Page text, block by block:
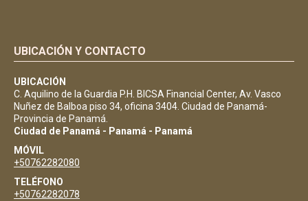
UBICACIÓN Y CONTACTO
UBICACIÓN
C. Aquilino de la Guardia P.H. BICSA Financial Center, Av. Vasco
Nuñez de Balboa piso 34, oficina 3404. Ciudad de Panamá-
Provincia de Panamá.
Ciudad de Panamá - Panamá - Panamá
MÓVIL
+50762282080
TELÉFONO
+50762282078